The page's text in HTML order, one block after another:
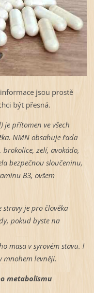
jsou prostě
být přesná.
přítomen ve všech
NMN obsahuje řada
zelí, avokádo,
bezpečnou sloučeninu,
B3, ovšem
je pro člověka
pokud byste na
masa v syrovém stavu. I
mnohem levněji.
metabolismu